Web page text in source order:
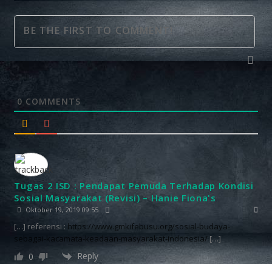
0 COMMENTS
Tugas 2 ISD : Pendapat Pemuda Terhadap Kondisi
Sosial Masyarakat (Revisi) – Hanie Fiona's
Oktober 19, 2019 09:55
[…] referensi : https://www.gmkifebusu.org/sosial-budaya-
sebagai-kacamata-keadaan-masyarakat-indonesia/[…]
0 Reply